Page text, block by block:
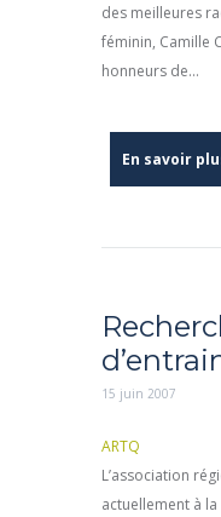
des meilleures
féminin, Camille
honneurs de...
En savoir
15 juin 2007
ARTQ
L’association
actuellement à